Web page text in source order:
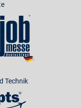
Technik